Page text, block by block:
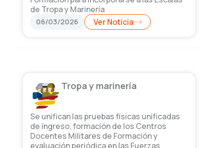
de Tropa y Marinería
06/03/2026 Ver Noticia
Tropa y marinería
Se unifican las pruebas físicas unificadas
de ingreso, formación de los Centros
Docentes Militares de Formación y
evaluación periódica en las Fuerzas